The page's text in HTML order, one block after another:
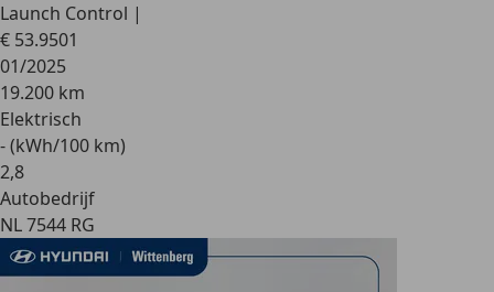
Launch Control |
€ 53.9501
01/2025
19.200 km
Elektrisch
- (kWh/100 km)
2,8
Autobedrijf
NL 7544 RG